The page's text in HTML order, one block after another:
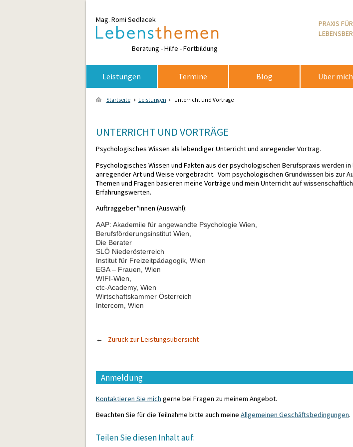
Mag. Romi Sedlacek
Beratung - Hilfe - Fortbildung
PRAXIS
Leistungen Termine Blog Über mich
Startseite Leistungen Unterricht und Vorträge
UNTERRICHT UND VORTRÄGE
Psychologisches Wissen als lebendiger Unterricht und anregender Vortrag.
Psychologisches Wissen und Fakten aus der psychologischen Berufspraxis werden
anregender Art und Weise vorgebracht. Vom psychologischen Grundwissen bis zur
Themen und Fragen basieren meine Vorträge und mein Unterricht auf
Erfahrungswerten.
Auftraggeber*innen (Auswahl):
AAP: Akademiie für angewandte Psychologie Wien,
Berufsförderungsinstitut Wien,
Die Berater
SLÖ Niederösterreich
Institut für Freizeitpädagogik, Wien
EGA – Frauen, Wien
WIFI-Wien,
ctc-Academy, Wien
Wirtschaftskammer Österreich
Intercom, Wien
Zurück zur Leistungsübersicht
Anmeldung
Kontaktieren Sie mich gerne bei Fragen zu meinem Angebot.
Beachten Sie für die Teilnahme bitte auch meine Allgemeinen Geschäftsbedingungen.
Teilen Sie diesen Inhalt auf: